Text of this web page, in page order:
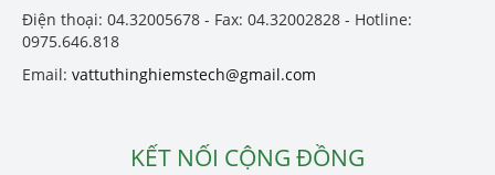
Điện thoại: 04.32005678 - Fax: 04.32002828 - Hotline:
0975.646.818
Email: vattuthinghiemstech@gmail.com
KẾT NỐI CỘNG ĐỒNG